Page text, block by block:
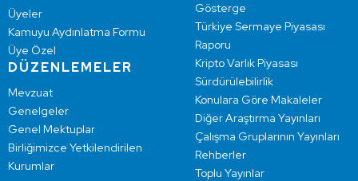
Üyeler
Kamuyu Aydınlatma Formu
Üye Özel
DÜZENLEMELER
Mevzuat
Genelgeler
Genel Mektuplar
Birliğimizce Yetkilendirilen
Kurumlar
Gösterge
Türkiye Sermaye Piyasası
Raporu
Kripto Varlık Piyasası
Sürdürülebilirlik
Konulara Göre Makaleler
Diğer Araştırma Yayınları
Çalışma Gruplarının Yayınları
Rehberler
Toplu Yayınlar